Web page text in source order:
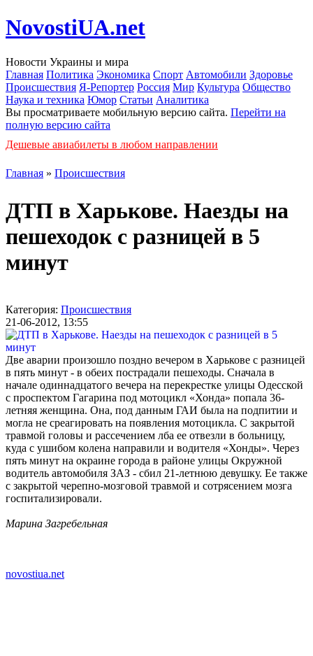
NovostiUA.net
Новости Украины и мира
Главная Политика Экономика Спорт Автомобили Здоровье
Происшествия Я-Репортер Россия Мир Культура Общество
Наука и техника Юмор Статьи Аналитика
Вы просматриваете мобильную версию сайта. Перейти на
полную версию сайта
Дешевые авиабилеты в любом направлении
Главная » Происшествия
ДТП в Харькове. Наезды на
пешеходок с разницей в 5
минут
Категория: Происшествия
21-06-2012, 13:55
Две аварии произошло поздно вечером в Харькове с разницей
в пять минут - в обеих пострадали пешеходы. Сначала в
начале одиннадцатого вечера на перекрестке улицы Одесской
с проспектом Гагарина под мотоцикл «Хонда» попала 36-
летняя женщина. Она, под данным ГАИ была на подпитии и
могла не среагировать на появления мотоцикла. С закрытой
травмой головы и рассечением лба ее отвезли в больницу,
куда с ушибом колена направили и водителя «Хонды». Через
пять минут на окраине города в районе улицы Окружной
водитель автомобиля ЗАЗ - сбил 21-летнюю девушку. Ее также
с закрытой черепно-мозговой травмой и сотрясением мозга
госпитализировали.
Марина Загребельная
novostiua.net